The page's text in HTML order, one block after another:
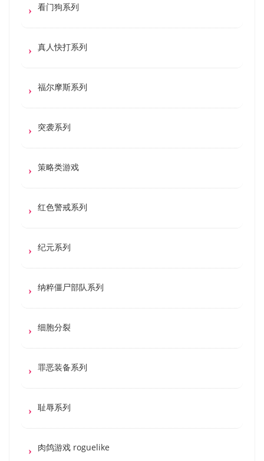
看门狗系列
真人快打系列
福尔摩斯系列
突袭系列
策略类游戏
红色警戒系列
纪元系列
纳粹僵尸部队系列
细胞分裂
罪恶装备系列
耻辱系列
肉鸽游戏 roguelike